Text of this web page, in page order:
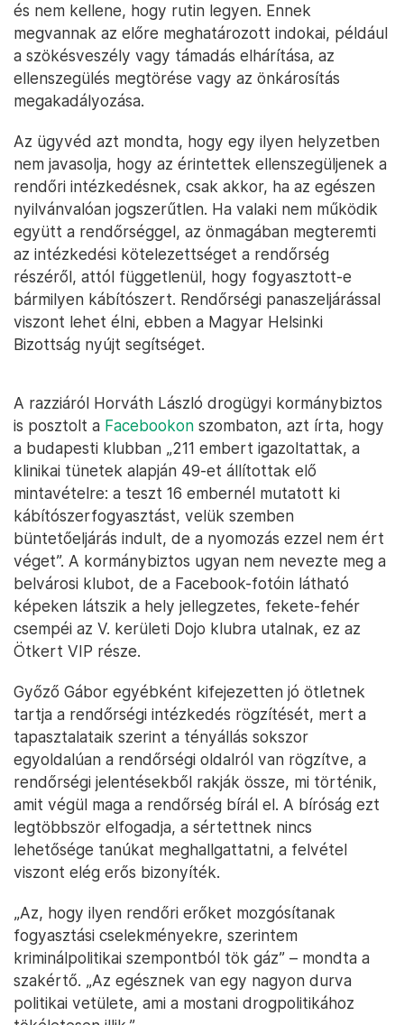
és nem kellene, hogy rutin legyen. Ennek
megvannak az előre meghatározott indokai, például
a szökésveszély vagy támadás elhárítása, az
ellenszegülés megtörése vagy az önkárosítás
megakadályozása.
Az ügyvéd azt mondta, hogy egy ilyen helyzetben
nem javasolja, hogy az érintettek ellenszegüljenek a
rendőri intézkedésnek, csak akkor, ha az egészen
nyilvánvalóan jogszerűtlen. Ha valaki nem működik
együtt a rendőrséggel, az önmagában megteremti
az intézkedési kötelezettséget a rendőrség
részéről, attól függetlenül, hogy fogyasztott-e
bármilyen kábítószert. Rendőrségi panaszeljárással
viszont lehet élni, ebben a Magyar Helsinki
Bizottság nyújt segítséget.
A razziáról Horváth László drogügyi kormánybiztos
is posztolt a Facebookon szombaton, azt írta, hogy
a budapesti klubban „211 embert igazoltattak, a
klinikai tünetek alapján 49-et állítottak elő
mintavételre: a teszt 16 embernél mutatott ki
kábítószerfogyasztást, velük szemben
büntetőeljárás indult, de a nyomozás ezzel nem ért
véget”. A kormánybiztos ugyan nem nevezte meg a
belvárosi klubot, de a Facebook-fotóin látható
képeken látszik a hely jellegzetes, fekete-fehér
csempéi az V. kerületi Dojo klubra utalnak, ez az
Ötkert VIP része.
Győző Gábor egyébként kifejezetten jó ötletnek
tartja a rendőrségi intézkedés rögzítését, mert a
tapasztalataik szerint a tényállás sokszor
egyoldalúan a rendőrségi oldalról van rögzítve, a
rendőrségi jelentésekből rakják össze, mi történik,
amit végül maga a rendőrség bírál el. A bíróság ezt
legtöbbször elfogadja, a sértettnek nincs
lehetősége tanúkat meghallgattatni, a felvétel
viszont elég erős bizonyíték.
„Az, hogy ilyen rendőri erőket mozgósítanak
fogyasztási cselekményekre, szerintem
kriminálpolitikai szempontból tök gáz” – mondta a
szakértő. „Az egésznek van egy nagyon durva
politikai vetülete, ami a mostani drogpolitikához